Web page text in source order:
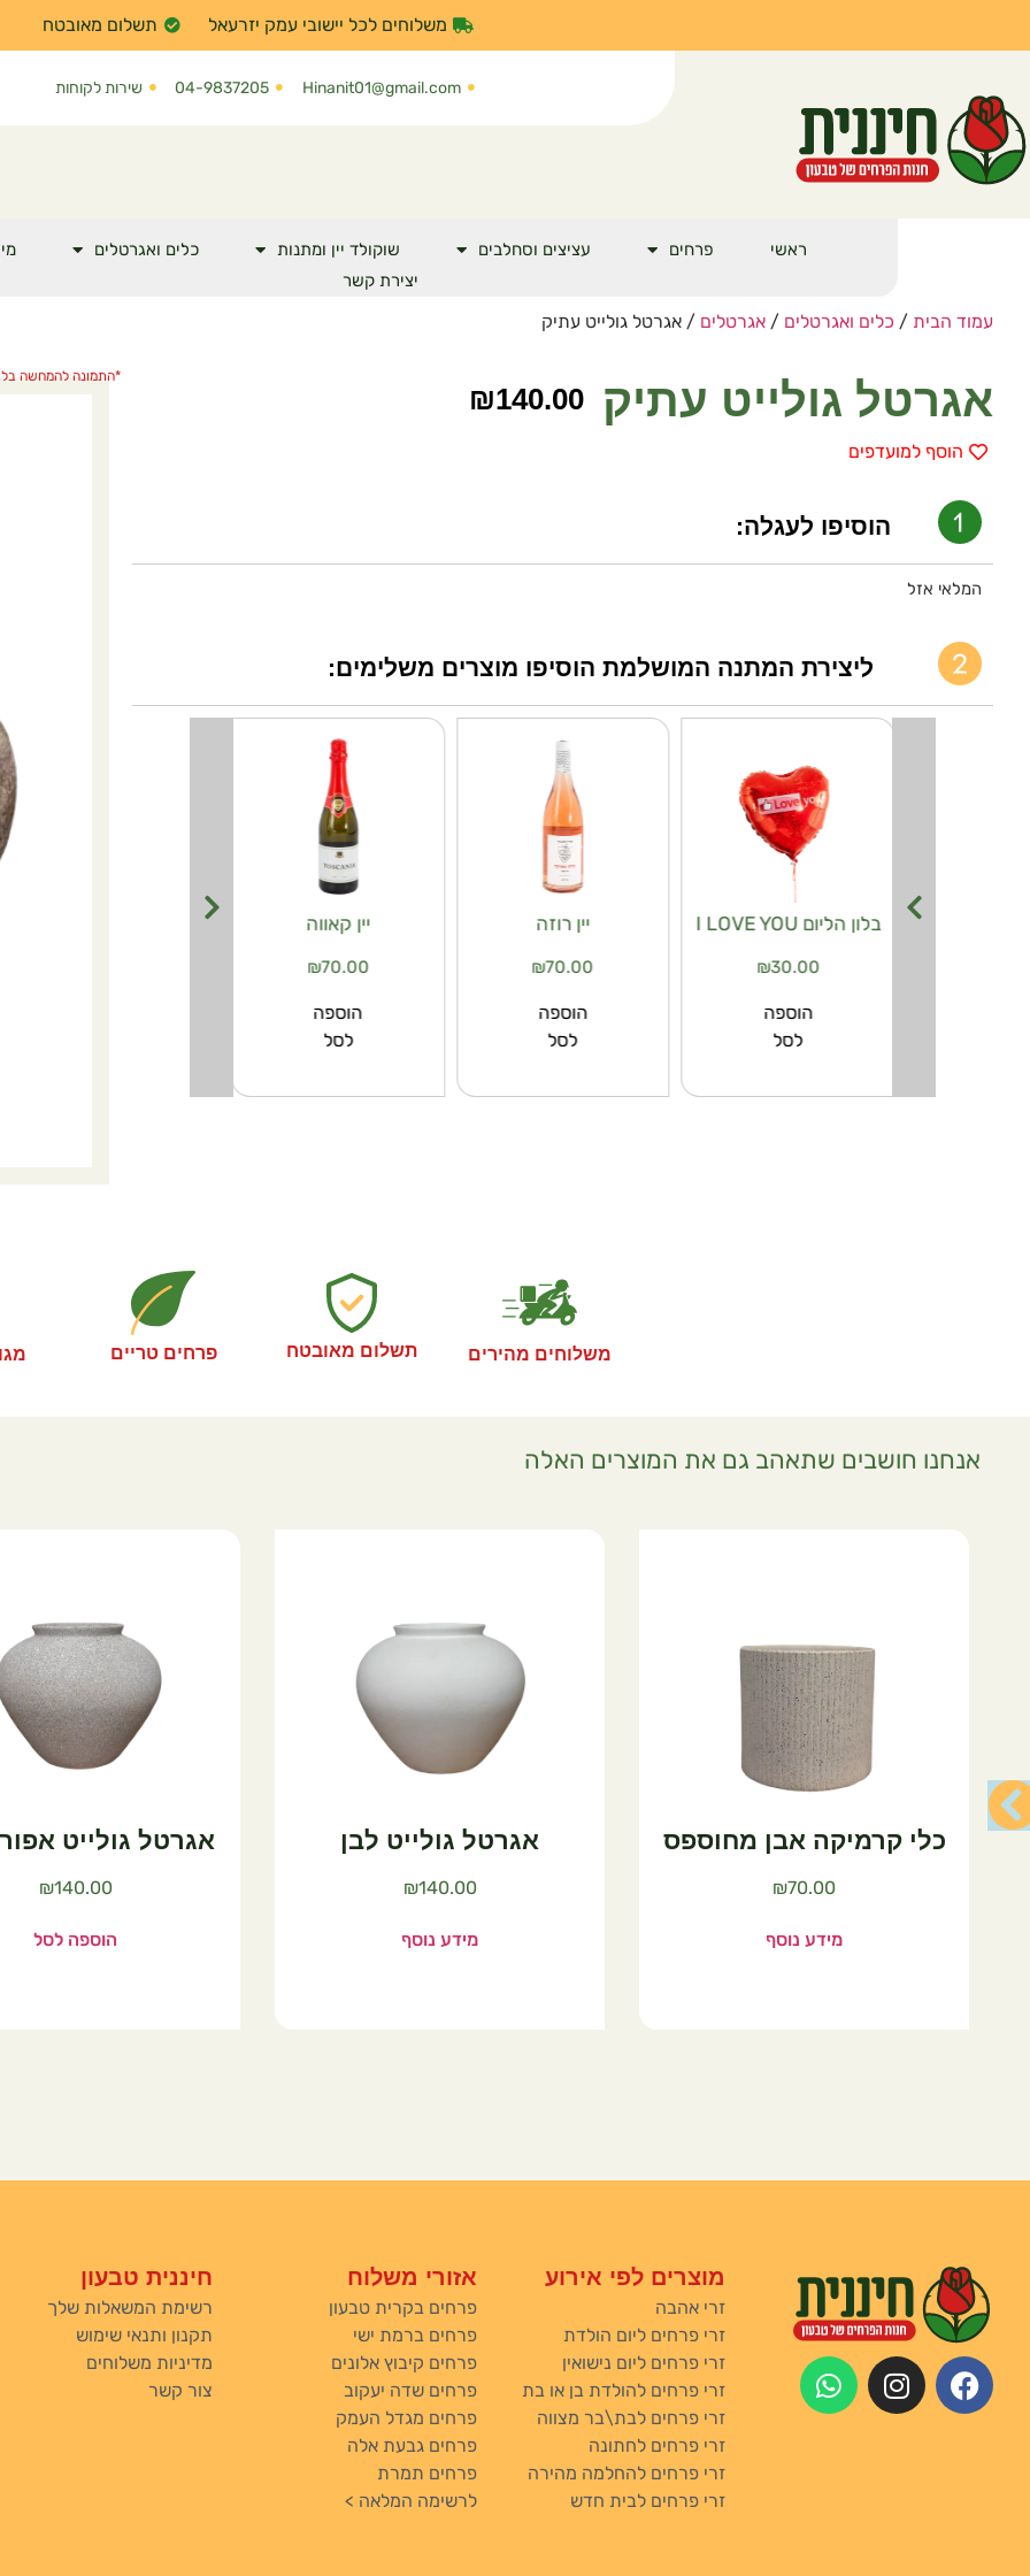
משלוחים לכל יישובי עמק יזרעאל תשלום מאובטח
Hinanit01@gmail.com
04-9837205 שירות לקוחות
ראשי פרחים עציצים וסחלבים שוקולד יין ומתנות כלים ואגרטלים
יצירת קשר
עמוד הבית / כלים ואגרטלים / אגרטלים / אגרטל גולייט עתיק
אגרטל גולייט עתיק ₪140.00
הוסף למועדפים
הוסיפו לעגלה:
המלאי אזל
ליצירת המתנה המושלמת הוסיפו מוצרים משלימים:
בלון הליום I LOVE YOU
₪30.00
הוספה
לסל
יין רוזה
₪70.00
הוספה
לסל
יין קאווה
₪70.00
הוספה
לסל
*התמונה להמחשה
משלוחים מהירים תשלום מאובטח פרחים טריים
אנחנו חושבים שתאהב גם את המוצרים האלה
אגרטל גולייט לבן
140.00
מידע נוסף
אגרטל גולייט אפור בהיר
140.00
הוספה לסל
מעמד עץ כהה
מוצרים לפי אירוע
זרי אהבה
זרי פרחים ליום הולדת
זרי פרחים ליום נישואין
זרי פרחים להולדת בן או בת
זרי פרחים לבת\בר מצווה
זרי פרחים לחתונה
זרי פרחים להחלמה מהירה
זרי פרחים לבית חדש
אזורי משלוח
פרחים בקרית טבעון
פרחים ברמת ישי
פרחים קיבוץ אלונים
פרחים שדה יעקוב
פרחים מגדל העמק
פרחים גבעת אלה
פרחים תמרת
לרשימה המלאה >
חיננית טבעון
רשימת המשאלות שלך
תקנון ותנאי שימוש
מדיניות משלוחים
צור קשר